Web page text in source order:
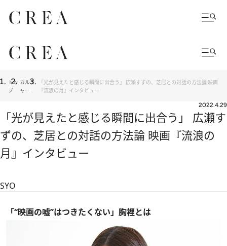
トッ
プ
カルチ
ャー
「光が見えたと感じる瞬間に出合う」 広瀬すずの、芝居との対話の方法論 映画
『流浪の月』インタビュー
2022.4.29
「光が見えたと感じる瞬間に出合う」 広瀬す
ずの、芝居との対話の方法論 映画『流浪の
月』インタビュー
SYO
「“映画の嘘”はつきたくない」胸裡とは